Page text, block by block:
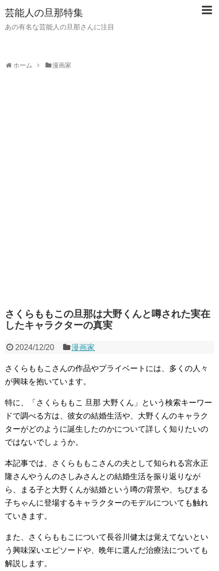
芸能人の旦那特集
あの有名な芸能人の旦那さんに注目
ホーム 漫画家
さくらももこの旦那は大野くんと噂された実在
したキャラクターの真実
2024/12/20 漫画家
さくらももこさんの作品やプライベートには、多くの人々
が興味を抱いています。
特に、「さくらももこ 旦那 大野くん」という検索キーワー
ドで調べる方は、彼女の結婚生活や、大野くんのキャラク
ターがどのように誕生したのかについて詳しく知りたいの
ではないでしょうか。
本記事では、さくらももこさんの夫として知られる宮永正
隆さんやうんのさしみさんとの結婚生活を振り返りなが
ら、まる子と大野くんが結婚という噂の背景や、ちびまる
子ちゃんに登場するキャラクターのモデルについても触れ
ていきます。
また、さくらももこについて長谷川健太は覚えてないとい
う興味深いエピソードや、晩年に選んだ治療法についても
解説します。